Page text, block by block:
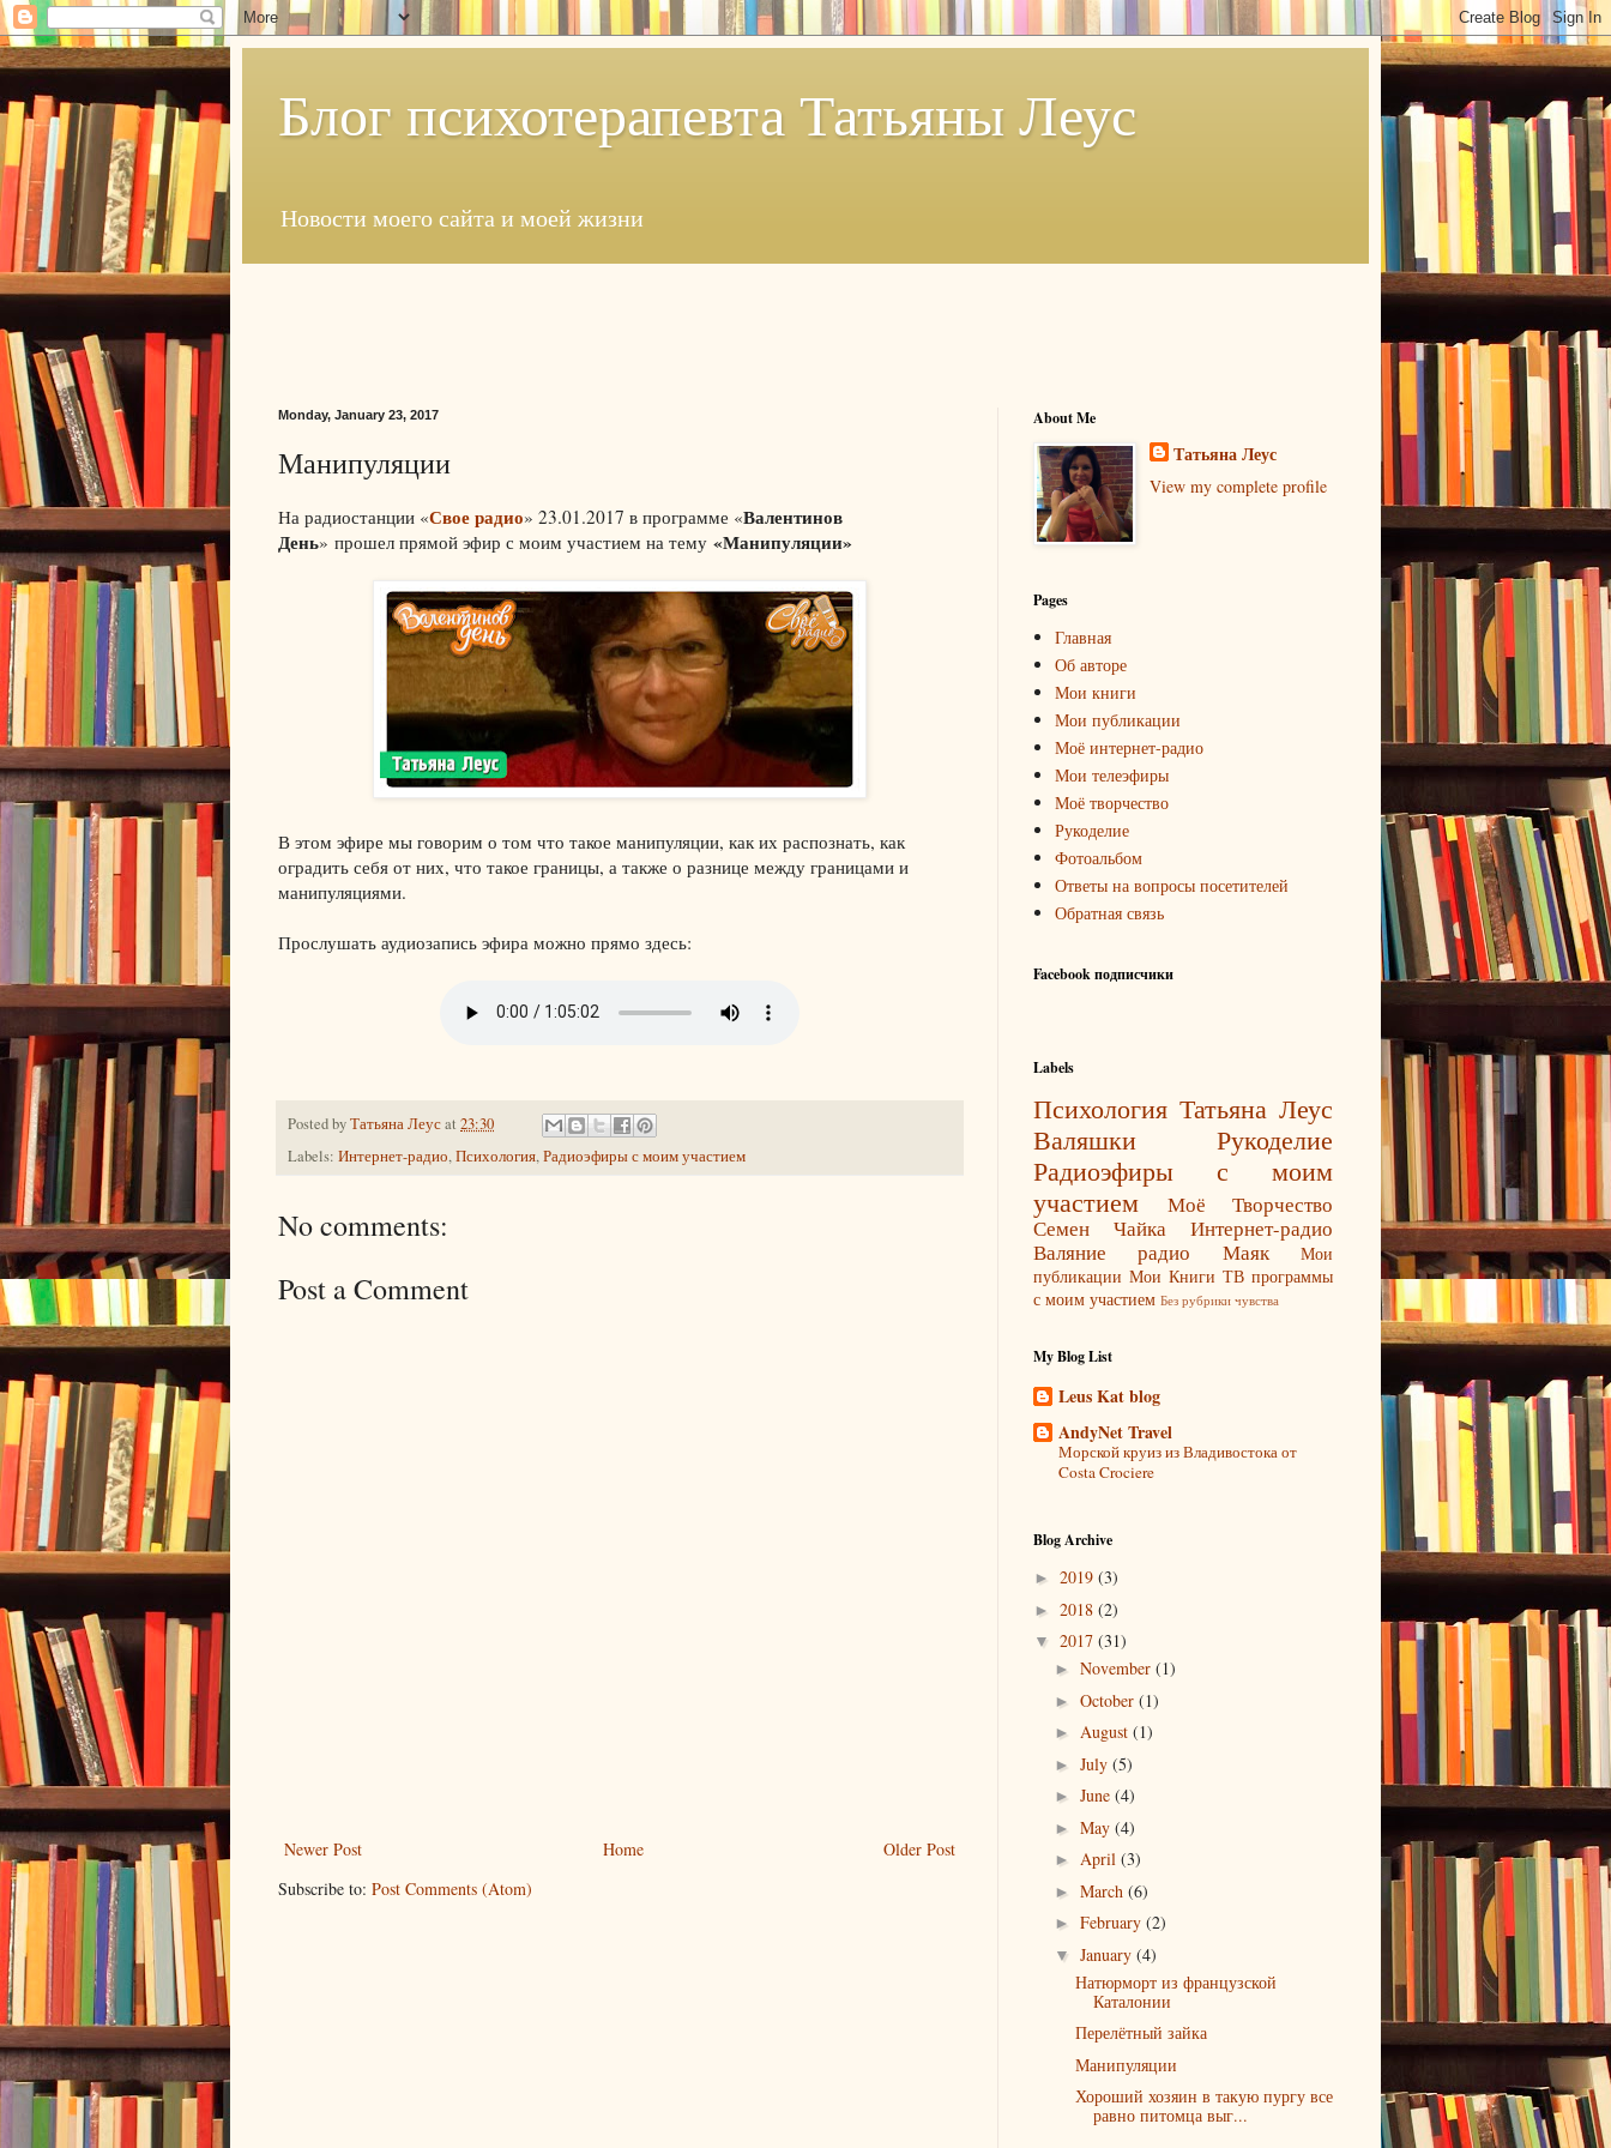
Блог психотерапевта Татьяны Леус
Новости моего сайта и моей жизни
Monday, January 23, 2017
Манипуляции
На радиостанции «Свое радио» 23.01.2017 в программе «Валентинов
День» прошел прямой эфир с моим участием на тему «Манипуляции»
В этом эфире мы говорим о том что такое манипуляции, как их распознать, как
оградить себя от них, что такое границы, а также о разнице между границами и
манипуляциями.
Прослушать аудиозапись эфира можно прямо здесь:
Posted byТатьяна Леусat 23:30
Labels: Интернет-радио,Психология,Радиоэфиры с моим участием
No comments:
Post a Comment
Newer Post Older Post
Home
Subscribe to: Post Comments (Atom)
About Me
Татьяна Леус
View my complete profile
Pages
Главная
Об авторе
Мои книги
Мои публикации
Моё интернет-радио
Мои телеэфиры
Моё творчество
Рукоделие
Фотоальбом
Ответы на вопросы посетителей
Обратная связь
Facebook подписчики
Labels
Психология Татьяна Леус
Валяшки
Рукоделие
Радиоэфиры с моим
участием
Моё Творчество
Семен Чайка
Интернет-радио
Валяние
радио Маяк
Мои
публикации Мои Книги ТВ программы
с моим участием Без рубрики чувства
My Blog List
Leus Kat blog
AndyNet Travel
Морской круиз из Владивостока от
Costa Crociere
Blog Archive
► 2019 (3)
► 2018 (2)
▼ 2017 (31)
► November (1)
► October (1)
► August (1)
► July (5)
► June (4)
► May (4)
► April (3)
► March (6)
► February (2)
▼ January (4)
Натюрморт из французской
Каталонии
Перелётный зайка
Манипуляции
Хороший хозяин в такую пургу все
равно питомца выг...